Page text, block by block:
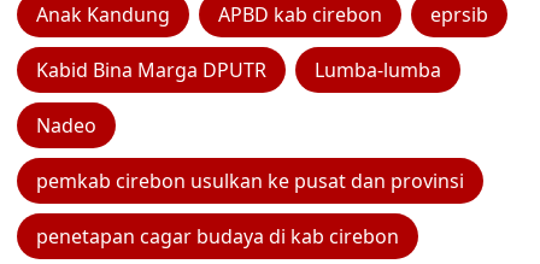
Anak Kandung APBD kab cirebon eprsib
Kabid Bina Marga DPUTR Lumba-lumba
Nadeo
pemkab cirebon usulkan ke pusat dan provinsi
penetapan cagar budaya di kab cirebon